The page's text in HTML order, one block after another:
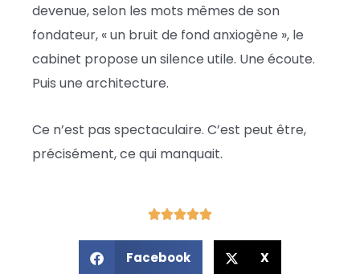
devenue, selon les mots mêmes de son
fondateur, « un bruit de fond anxiogène », le
cabinet propose un silence utile. Une écoute.
Puis une architecture.
Ce n’est pas spectaculaire. C’est peut être,
précisément, ce qui manquait.
Facebook X